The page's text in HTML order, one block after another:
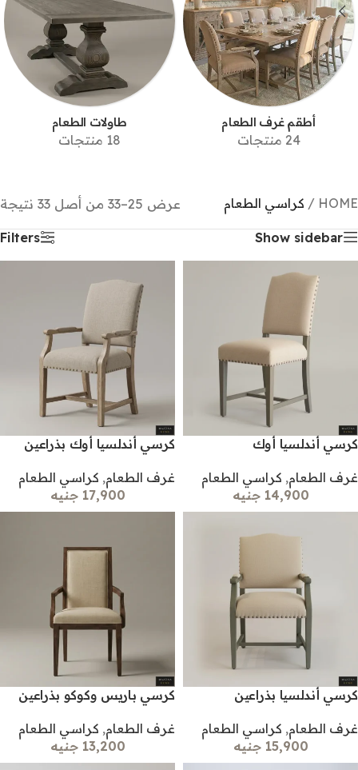
أطقم غرف الطعام
24 منتجات
طاولات الطعام
18 منتجات
HOME
/ كراسي الطعام عرض 25–33 من أصل 33 نتيجة
Show sidebar
Filters
كرسي أندلسيا أوك
غرف الطعام, كراسي الطعام
14,900 جنيه
كرسي أندلسيا أوك بذراعين
غرف الطعام, كراسي الطعام
17,900 جنيه
كرسي أندلسيا بذراعين
غرف الطعام, كراسي الطعام
15,900 جنيه
كرسي باريس وكوكو بذراعين
غرف الطعام, كراسي الطعام
13,200 جنيه